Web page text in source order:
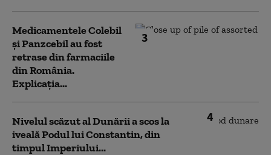
3
Medicamentele Colebil
și Panzcebil au fost
retrase din farmaciile
din România.
Explicația...
4
Nivelul scăzut al Dunării a scos la
iveală Podul lui Constantin, din
timpul Imperiului...